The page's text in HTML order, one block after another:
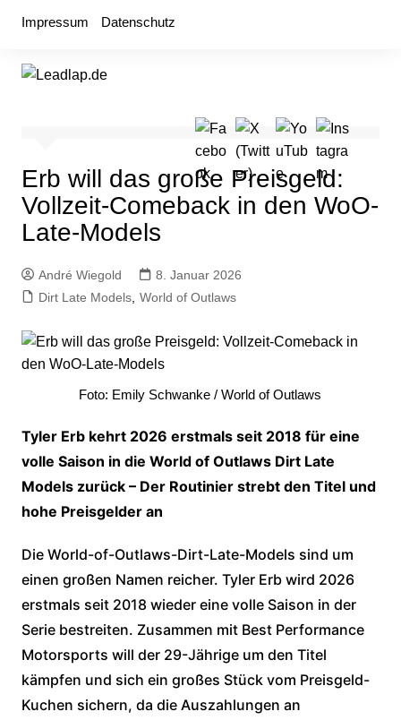
Impressum Datenschutz
Erb will das große Preisgeld:
Vollzeit-Comeback in den WoO-
Late-Models
André Wiegold
8. Januar 2026
Dirt Late Models, World of Outlaws
Foto: Emily Schwanke / World of Outlaws
Tyler Erb kehrt 2026 erstmals seit 2018 für eine
volle Saison in die World of Outlaws Dirt Late
Models zurück – Der Routinier strebt den Titel und
hohe Preisgelder an
Die World-of-Outlaws-Dirt-Late-Models sind um
einen großen Namen reicher. Tyler Erb wird 2026
erstmals seit 2018 wieder eine volle Saison in der
Serie bestreiten. Zusammen mit Best Performance
Motorsports will der 29-Jährige um den Titel
kämpfen und sich ein großes Stück vom Preisgeld-
Kuchen sichern, da die Auszahlungen an